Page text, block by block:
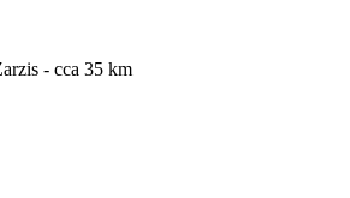
- cca 35 km